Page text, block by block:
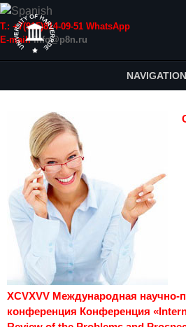
Т.: +7(915)814-09-51 WhatsApp
E-mail:info@p8n.ru
NAVIGATION
XCVXVV Международная научно-
конференция Конференция